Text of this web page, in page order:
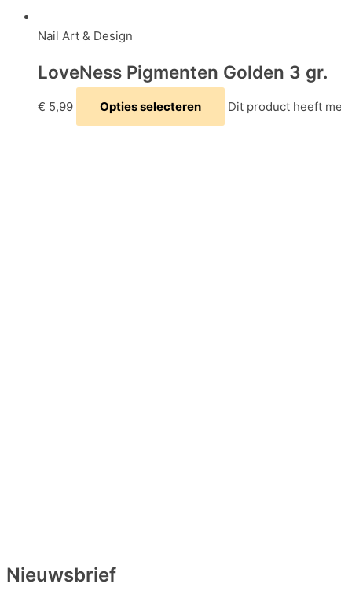
Nail Art & Design
LoveNess Pigmenten Golden 3 gr.
€ 5,99 Opties selecteren Dit product heeft
Nieuwsbrief